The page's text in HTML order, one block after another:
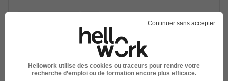
Continuer sans accepter
Hellowork utilise des cookies ou traceurs pour rendre votre
recherche d’emploi ou de formation encore plus efficace.